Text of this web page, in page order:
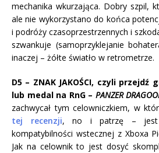
mechanika wkurzająca. Dobry szpil,
ale nie wykorzystano do końca
i podróży czasoprzestrzennych i
szwankuje (samoprzyklejanie
inaczej – żółte światło w retrometrze.
D5 – ZNAK JAKOŚCI, czyli przejdź
lub medal na RnG – PANZER
zachwycał tym celowniczkiem, w
tej recenzji, no i patrzę – jest
kompatybilności wstecznej z Xboxa
Jak na celownik to jest dosyć